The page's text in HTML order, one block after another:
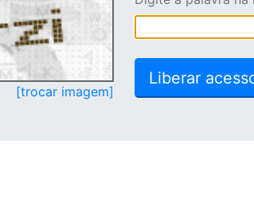
[trocar imagem]